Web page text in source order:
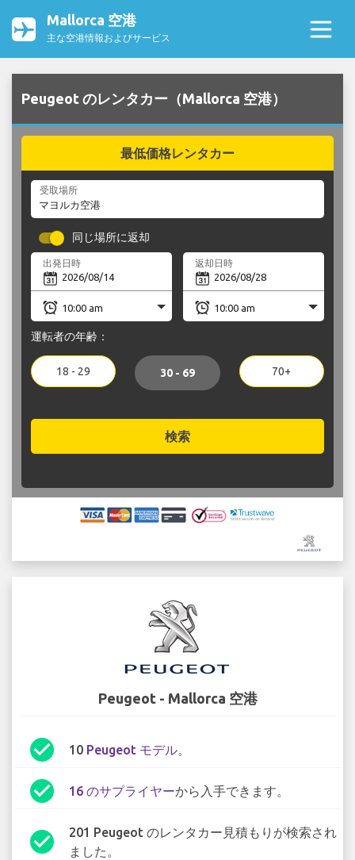
Mallorca 空港
主な空港情報およびサービス
Peugeot のレンタカー（Mallorca 空港）
最低価格レンタカー
受取場所
同じ場所に返却
出発日時 返却日時
運転者の年齢：
18 - 29 30 - 69 70+
検索
Peugeot - Mallorca 空港
check_circle 10 Peugeot モデル。
check_circle 16 のサプライヤーから入手できます。
check_circle
201 Peugeot のレンタカー見積もりが検索され
ました。